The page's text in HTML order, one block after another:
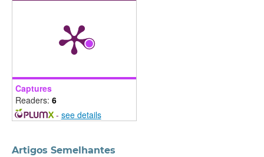
Captures
Readers: 6
- see details
Artigos Semelhantes